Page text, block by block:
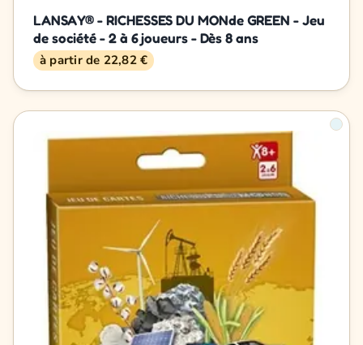
LANSAY® - RICHESSES DU MONde GREEN - Jeu
de société - 2 à 6 joueurs - Dès 8 ans
à partir de 22,82 €